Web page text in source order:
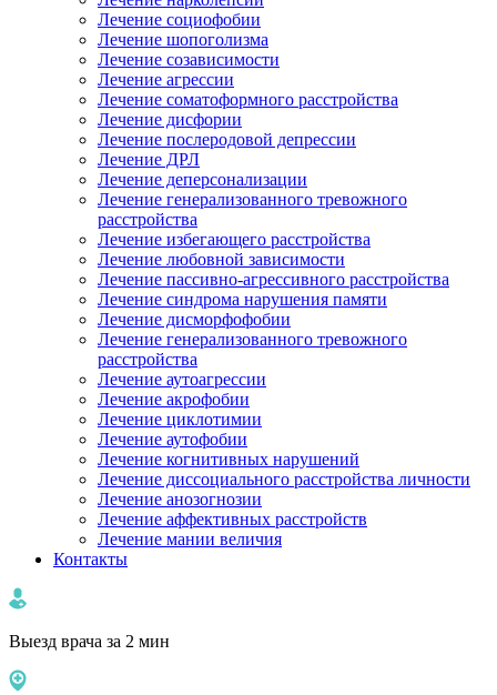
Лечение социофобии
Лечение шопоголизма
Лечение созависимости
Лечение агрессии
Лечение соматоформного расстройства
Лечение дисфории
Лечение послеродовой депрессии
Лечение ДРЛ
Лечение деперсонализации
Лечение генерализованного тревожного
расстройства
Лечение избегающего расстройства
Лечение любовной зависимости
Лечение пассивно-агрессивного расстройства
Лечение синдрома нарушения памяти
Лечение дисморфофобии
Лечение генерализованного тревожного
расстройства
Лечение аутоагрессии
Лечение акрофобии
Лечение циклотимии
Лечение аутофобии
Лечение когнитивных нарушений
Лечение диссоциального расстройства личности
Лечение анозогнозии
Лечение аффективных расстройств
Лечение мании величия
Контакты
Выезд врача за 2 мин